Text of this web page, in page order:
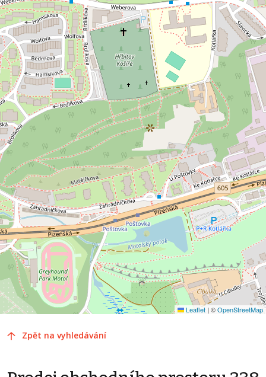
Leaflet | ©OpenStreetMap
Zpět na vyhledávání